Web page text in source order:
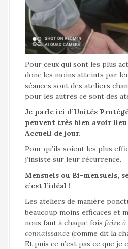
Pour ceux qui sont les plus
donc les moins atteints par
séances sont des ateliers
pour les autres ce sont des
Je parle ici d’Unités
peuvent très bien avoir lieu
Accueil de jour.
Pour qu’ils soient les plus
j’insiste sur leur récurrence.
Mensuels ou Bi-mensuels,
c’est l’idéal !
Les ateliers de manière
beaucoup moins efficaces et
nous faut à chaque fois faire à
connaissance (comme dit la
Et puis ce n’est pas ce que